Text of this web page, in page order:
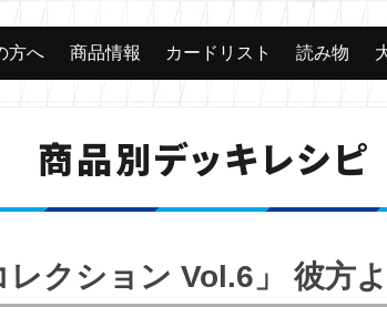
方へ 商品情報 カードリスト 読み物
商品別デッキレシピ
レクション Vol.6」 彼方